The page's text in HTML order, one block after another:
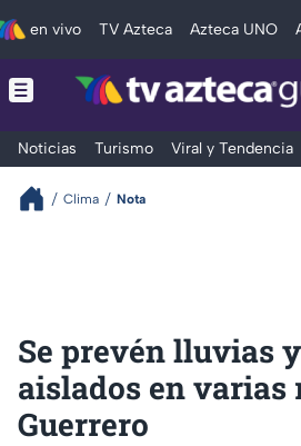
en vivo TV Azteca Azteca UNO
Noticias Turismo Viral y Tendencia
Clima Nota
Se prevén lluvias
aislados en varias
Guerrero